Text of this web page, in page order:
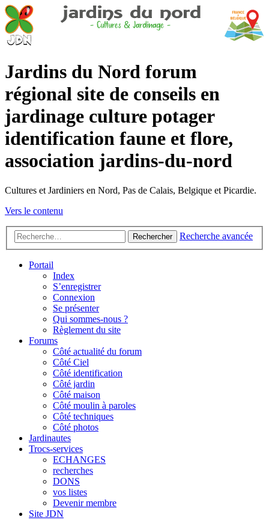
Jardins du Nord forum
régional site de conseils en
jardinage culture potager
identification faune et flore,
association jardins-du-nord
Cultures et Jardiniers en Nord, Pas de Calais, Belgique et Picardie.
Vers le contenu
Rechercher Recherche avancée
Portail
Index
S’enregistrer
Connexion
Se présenter
Qui sommes-nous ?
Règlement du site
Forums
Côté actualité du forum
Côté Ciel
Côté identification
Côté jardin
Côté maison
Côté moulin à paroles
Côté techniques
Côté photos
Jardinautes
Trocs-services
ECHANGES
recherches
DONS
vos listes
Devenir membre
Site JDN